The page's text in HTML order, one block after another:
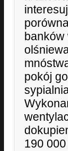
pokój
190